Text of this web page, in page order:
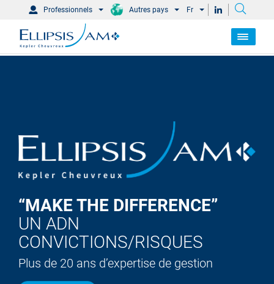
Professionnels Autres pays Fr
“MAKE THE DIFFERENCE”
UN ADN
CONVICTIONS/RISQUES
Plus de 20 ans d’expertise de gestion